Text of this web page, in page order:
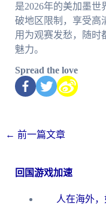
是2026年的美加墨世
破地区限制，享受高
用为观赛发愁，随时
魅力。
Spread the love
← 前一篇文章
回国游戏加速